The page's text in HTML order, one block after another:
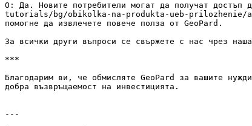
О: Да. Новите потребители могат да получат достъп
tutorials/bg/obikolka-na-produkta-ueb-prilozhenie/ai-
помогне да извлечете повече полза от GeoPard.
За всички други въпроси се свържете с нас чрез
***
Благодарим ви, че обмисляте GeoPard за вашите
добра възвръщаемост на инвестицията.
---